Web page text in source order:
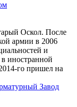
Оскол. После
армии в 2006
и
иностранной
го пришел на
Завод